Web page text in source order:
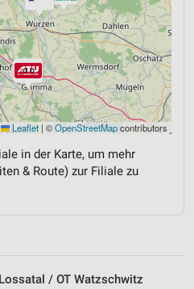
Leaflet | ©OpenStreetMapcontributors
in der Karte, um mehr
& Route) zur Filiale zu
/ OT Watzschwitz